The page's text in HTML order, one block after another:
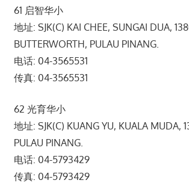
61 启智华小
地址: SJK(C) KAI CHEE, SUNGAI DUA,
BUTTERWORTH, PULAU PINANG.
电话: 04-3565531
传真: 04-3565531
62 光育华小
地址: SJK(C) KUANG YU, KUALA MUDA,
PULAU PINANG.
电话: 04-5793429
传真: 04-5793429